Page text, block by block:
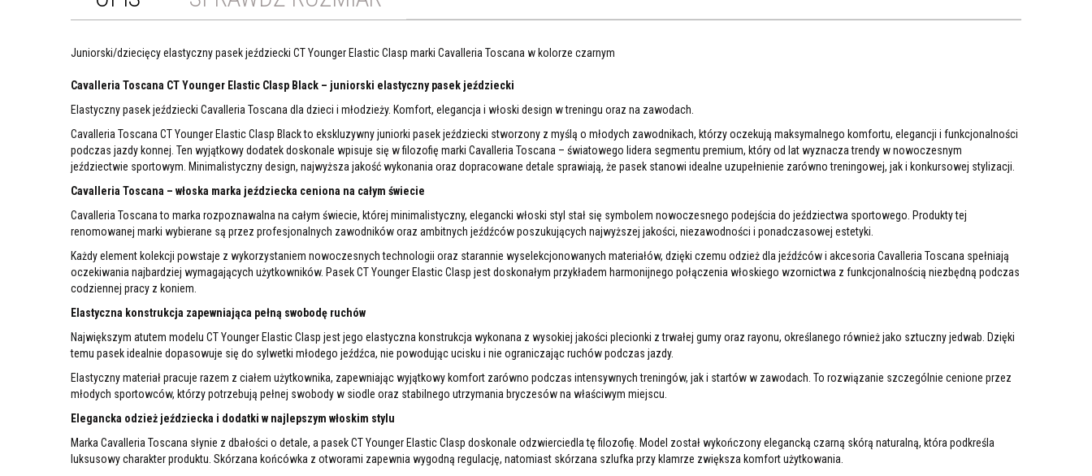
Juniorski/dziecięcy elastyczny pasek jeździecki CT Younger Elastic Clasp marki Cavalleria Toscana w kolorze czarnym
Cavalleria Toscana CT Younger Elastic Clasp Black – juniorski elastyczny pasek jeździecki
Elastyczny pasek jeździecki Cavalleria Toscana dla dzieci i młodzieży. Komfort, elegancja i włoski design w treningu oraz na zawodach.
Cavalleria Toscana CT Younger Elastic Clasp Black to ekskluzywny juniorki pasek jeździecki stworzony z myślą o młodych zawodnikach, którzy oczekują maksymalnego komfortu, elegancji i funkcjonalności
podczas jazdy konnej. Ten wyjątkowy dodatek doskonale wpisuje się w filozofię marki Cavalleria Toscana – światowego lidera segmentu premium, który od lat wyznacza trendy w nowoczesnym
jeździectwie sportowym. Minimalistyczny design, najwyższa jakość wykonania oraz dopracowane detale sprawiają, że pasek stanowi idealne uzupełnienie zarówno treningowej, jak i konkursowej stylizacji.
Cavalleria Toscana – włoska marka jeździecka ceniona na całym świecie
Cavalleria Toscana to marka rozpoznawalna na całym świecie, której minimalistyczny, elegancki włoski styl stał się symbolem nowoczesnego podejścia do jeździectwa sportowego. Produkty tej
renomowanej marki wybierane są przez profesjonalnych zawodników oraz ambitnych jeźdźców poszukujących najwyższej jakości, niezawodności i ponadczasowej estetyki.
Każdy element kolekcji powstaje z wykorzystaniem nowoczesnych technologii oraz starannie wyselekcjonowanych materiałów, dzięki czemu odzież dla jeźdźców i akcesoria Cavalleria Toscana spełniają
oczekiwania najbardziej wymagających użytkowników. Pasek CT Younger Elastic Clasp jest doskonałym przykładem harmonijnego połączenia włoskiego wzornictwa z funkcjonalnością niezbędną podczas
codziennej pracy z koniem.
Elastyczna konstrukcja zapewniająca pełną swobodę ruchów
Największym atutem modelu CT Younger Elastic Clasp jest jego elastyczna konstrukcja wykonana z wysokiej jakości plecionki z trwałej gumy oraz rayonu, określanego również jako sztuczny jedwab. Dzięki
temu pasek idealnie dopasowuje się do sylwetki młodego jeźdźca, nie powodując ucisku i nie ograniczając ruchów podczas jazdy.
Elastyczny materiał pracuje razem z ciałem użytkownika, zapewniając wyjątkowy komfort zarówno podczas intensywnych treningów, jak i startów w zawodach. To rozwiązanie szczególnie cenione przez
młodych sportowców, którzy potrzebują pełnej swobody w siodle oraz stabilnego utrzymania bryczesów na właściwym miejscu.
Elegancka odzież jeździecka i dodatki w najlepszym włoskim stylu
Marka Cavalleria Toscana słynie z dbałości o detale, a pasek CT Younger Elastic Clasp doskonale odzwierciedla tę filozofię. Model został wykończony elegancką czarną skórą naturalną, która podkreśla
luksusowy charakter produktu. Skórzana końcówka z otworami zapewnia wygodną regulację, natomiast skórzana szlufka przy klamrze zwiększa komfort użytkowania.